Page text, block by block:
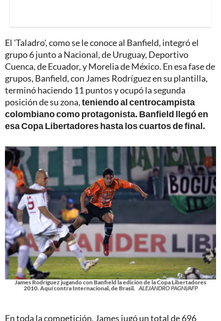
El 'Taladro', como se le conoce al Banfield, integró el
grupo 6 junto a Nacional, de Uruguay, Deportivo
Cuenca, de Ecuador, y Morelia de México. En esa fase de
grupos, Banfield, con James Rodríguez en su plantilla,
terminó haciendo 11 puntos y ocupó la segunda
posición de su zona,teniendo al centrocampista
colombiano como protagonista. Banfield llegó en
esa Copa Libertadores hasta los cuartos de final.
James Rodríguez jugando con Banfield la edición de la Copa Libertadores
2010. Aquí contra Internacional, de Brasil. ALEJANDRO PAGNI/AFP
En toda la competición, James jugó un total de 696